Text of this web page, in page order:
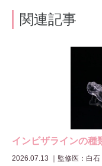
関連記事
インビザラインの種
2026.07.13 ｜ 監修医：白石